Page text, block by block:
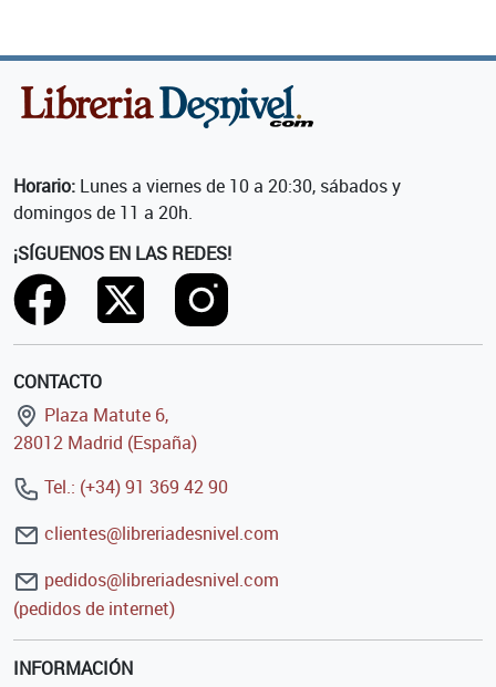
Horario: Lunes a viernes de 10 a 20:30, sábados y
domingos de 11 a 20h.
¡SÍGUENOS EN LAS REDES!
CONTACTO
Plaza Matute 6,
28012 Madrid (España)
Tel.: (+34) 91 369 42 90
clientes@libreriadesnivel.com
pedidos@libreriadesnivel.com
(pedidos de internet)
INFORMACIÓN